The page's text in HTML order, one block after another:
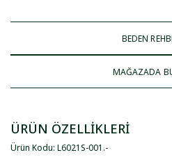
BEDEN
MAĞAZADA
ÜRÜN ÖZELLİKLERİ
Ürün Kodu: L6021S-001 .-